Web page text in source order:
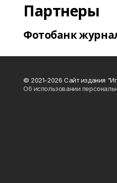
Партнеры
Фотобанк
© 2021-2026 Сайт издания
Об использовании